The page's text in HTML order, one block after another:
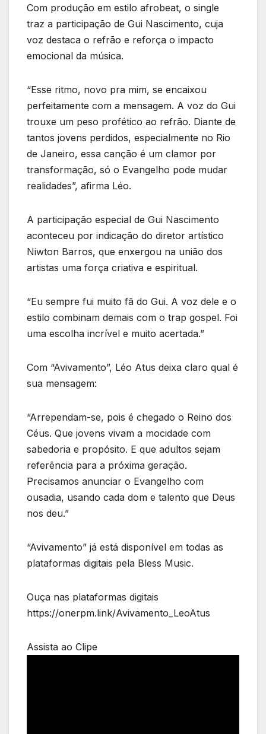
Com produção em estilo afrobeat, o single
traz a participação de Gui Nascimento, cuja
voz destaca o refrão e reforça o impacto
emocional da música.
“Esse ritmo, novo pra mim, se encaixou
perfeitamente com a mensagem. A voz do Gui
trouxe um peso profético ao refrão. Diante de
tantos jovens perdidos, especialmente no Rio
de Janeiro, essa canção é um clamor por
transformação, só o Evangelho pode mudar
realidades”, afirma Léo.
A participação especial de Gui Nascimento
aconteceu por indicação do diretor artístico
Niwton Barros, que enxergou na união dos
artistas uma força criativa e espiritual.
“Eu sempre fui muito fã do Gui. A voz dele e o
estilo combinam demais com o trap gospel. Foi
uma escolha incrível e muito acertada.”
Com “Avivamento”, Léo Atus deixa claro qual é
sua mensagem:
“Arrependam-se, pois é chegado o Reino dos
Céus. Que jovens vivam a mocidade com
sabedoria e propósito. E que adultos sejam
referência para a próxima geração.
Precisamos anunciar o Evangelho com
ousadia, usando cada dom e talento que Deus
nos deu.”
“Avivamento” já está disponível em todas as
plataformas digitais pela Bless Music.
Ouça nas plataformas digitais
https://onerpm.link/Avivamento_LeoAtus
Assista ao Clipe